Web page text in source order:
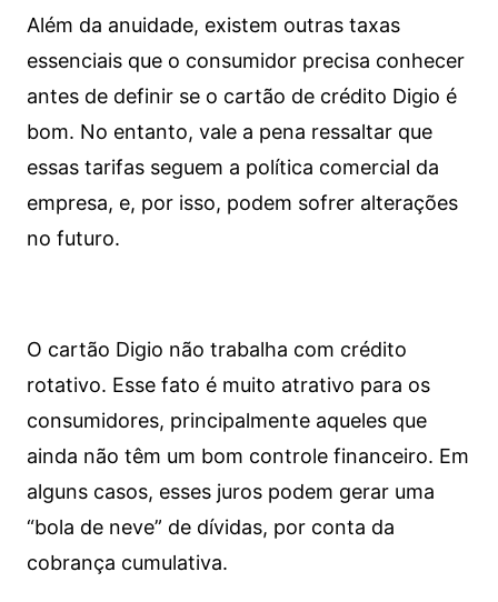
Além da anuidade, existem outras taxas
essenciais que o consumidor precisa conhecer
antes de definir se o cartão de crédito Digio é
bom. No entanto, vale a pena ressaltar que
essas tarifas seguem a política comercial da
empresa, e, por isso, podem sofrer alterações
no futuro.
O cartão Digio não trabalha com crédito
rotativo. Esse fato é muito atrativo para os
consumidores, principalmente aqueles que
ainda não têm um bom controle financeiro. Em
alguns casos, esses juros podem gerar uma
“bola de neve” de dívidas, por conta da
cobrança cumulativa.